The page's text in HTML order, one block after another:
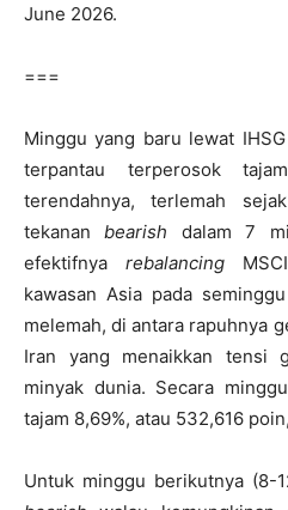
June 2026.
===
Minggu yang baru lewat
terpantau terperosok
terendahnya, terlemah
tekananbearish dalam 7
efektifnya rebalancing
kawasan Asia pada
melemah, di antara rapuhnya
Iran yang menaikkan tensi
minyak dunia. Secara
tajam 8,69%, atau 532,616
Untuk minggu berikutnya (8-